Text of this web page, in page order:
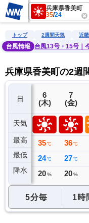
兵庫県香美町
35/24
雨雲レーダー 台風情報
トップ 2週間天気 近畿
台風情報
台風13号・15号｜
兵庫県香美町の2週
日
天気
最高
最低
降水
5
(水)
32 ℃
25 ℃
0 ミリ
6
(木)
35 ℃
24 ℃
20 %
7
(金)
36 ℃
27 ℃
20 %
5分毎 1時